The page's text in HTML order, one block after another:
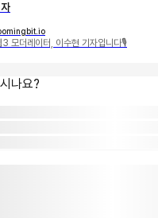
3 모더레이터, 이수현 기자입니다🎙
나요?